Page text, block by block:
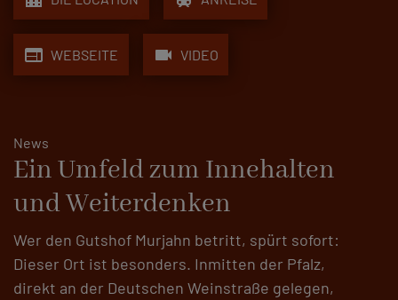
web WEBSEITE videocam VIDEO
News
Ein Umfeld zum Innehalten
und Weiterdenken
Wer den Gutshof Murjahn betritt, spürt sofort:
Dieser Ort ist besonders. Inmitten der Pfalz,
direkt an der Deutschen Weinstraße gelegen,